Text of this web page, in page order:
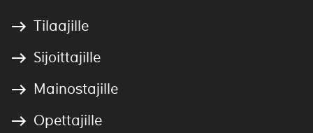
Tilaajille
Sijoittajille
Mainostajille
Opettajille